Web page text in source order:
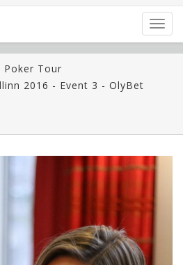
Poker Tour
2016 - Event 3 - OlyBet